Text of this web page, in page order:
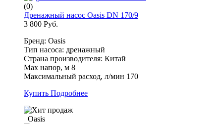
(0)
Дренажный насос Oasis DN 170/9
3 800 Руб.
Бренд: Oasis
Тип насоса: дренажный
Страна производителя: Китай
Max напор, м 8
Максимальный расход, л/мин 170
Купить Подробнее
Oasis